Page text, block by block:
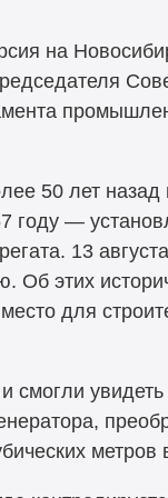
на
50 лет назад
году —
13
Об этих
для
смогли
метров